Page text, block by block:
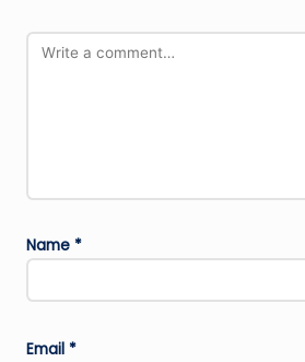
Name *
Email *